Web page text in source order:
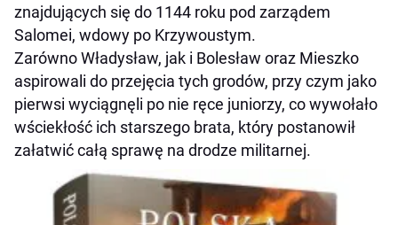
znajdujących się do 1144 roku pod zarządem
Salomei, wdowy po Krzywoustym.
Zarówno Władysław, jak i Bolesław oraz Mieszko
aspirowali do przejęcia tych grodów, przy czym jako
pierwsi wyciągnęli po nie ręce juniorzy, co wywołało
wściekłość ich starszego brata, który postanowił
załatwić całą sprawę na drodze militarnej.